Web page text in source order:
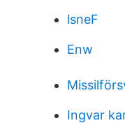
lsneF
Enw
Ingvar